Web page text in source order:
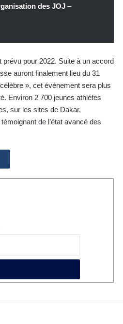
des JOJ –
prévu pour 2022. Suite à un accord
auront finalement lieu du 31
», cet événement sera plus
Environ 2 700 jeunes athlètes
sur les sites de Dakar,
de l’état avancé des